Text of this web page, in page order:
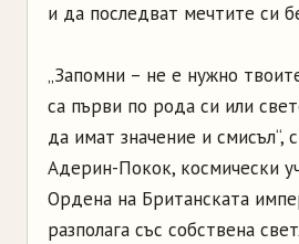
и да последват мечтите си
„Запомни – не е нужно
са първи по рода си или
да имат значение и смисъл“,
Адерин-Покок, космически
Ордена на Британската
разполага със собствена